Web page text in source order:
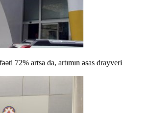
72% artsa da, artımın əsas drayveri